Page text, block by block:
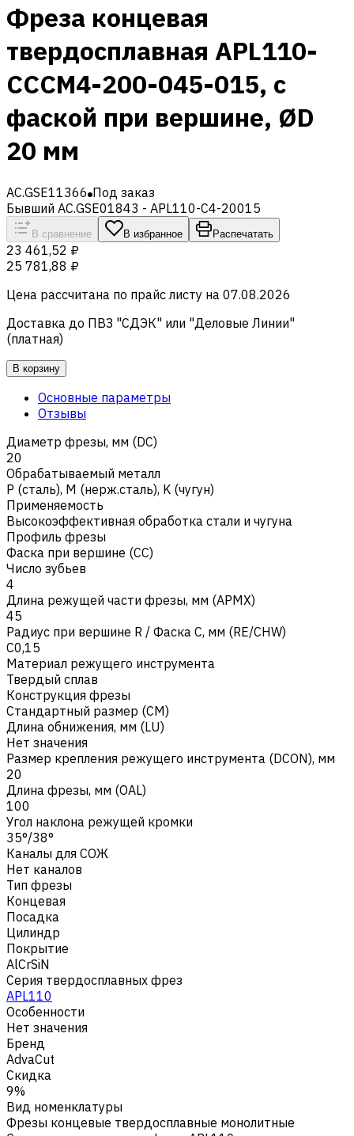
Фреза концевая
твердосплавная APL110-
CCCM4-200-045-015, с
фаской при вершине, ØD
20 мм
AC.GSE11366 Под заказ
Бывший AC.GSE01843 - APL110-C4-20015
В сравнение В избранное Распечатать
23 461,52 ₽
25 781,88 ₽
Цена рассчитана по прайс листу на 07.08.2026
Доставка до ПВЗ "СДЭК" или "Деловые Линии"
(платная)
В корзину
Основные параметры
Отзывы
Диаметр фрезы, мм (DC)
20
Обрабатываемый металл
Р (сталь), M (нерж.сталь), K (чугун)
Применяемость
Высокоэффективная обработка стали и чугуна
Профиль фрезы
Фаска при вершине (CC)
Число зубьев
4
Длина режущей части фрезы, мм (APMX)
45
Радиус при вершине R / Фаска C, мм (RE/CHW)
C0,15
Материал режущего инструмента
Твердый сплав
Конструкция фрезы
Стандартный размер (CM)
Длина обнижения, мм (LU)
Нет значения
Размер крепления режущего инструмента (DCON), мм
20
Длина фрезы, мм (OAL)
100
Угол наклона режущей кромки
35°/38°
Каналы для СОЖ
Нет каналов
Тип фрезы
Концевая
Посадка
Цилиндр
Покрытие
AlCrSiN
Серия твердосплавных фрез
APL110
Особенности
Нет значения
Бренд
AdvaCut
Скидка
9%
Вид номенклатуры
Фрезы концевые твердосплавные монолитные